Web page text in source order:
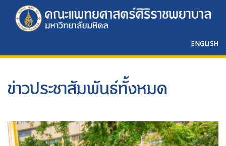
ENGLISH
ข่าวประชาสัมพันธ์ทั้งหมด